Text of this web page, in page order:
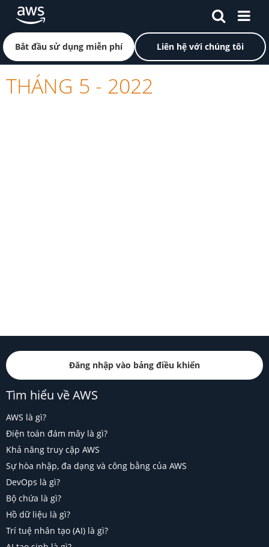
Chuyển đến nội dung chính
Nhấp vào đây để quay lại trang chủ Amazon Web
Bắt đầu sử dụng miễn phí Liên hệ với chúng tôi
THÁNG 5 - 2022
Đăng nhập vào bảng điều khiển
Tìm hiểu về AWS
AWS là gì?
Điện toán đám mây là gì?
Khả năng truy cập AWS
Sự hòa nhập, đa dạng và công bằng của AWS
DevOps là gì?
Bộ chứa là gì?
Hồ dữ liệu là gì?
Trí tuệ nhân tạo (AI) là gì?